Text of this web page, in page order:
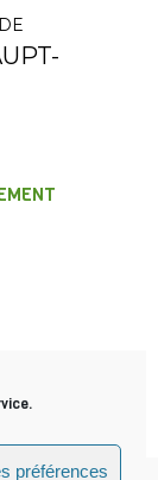
préférences